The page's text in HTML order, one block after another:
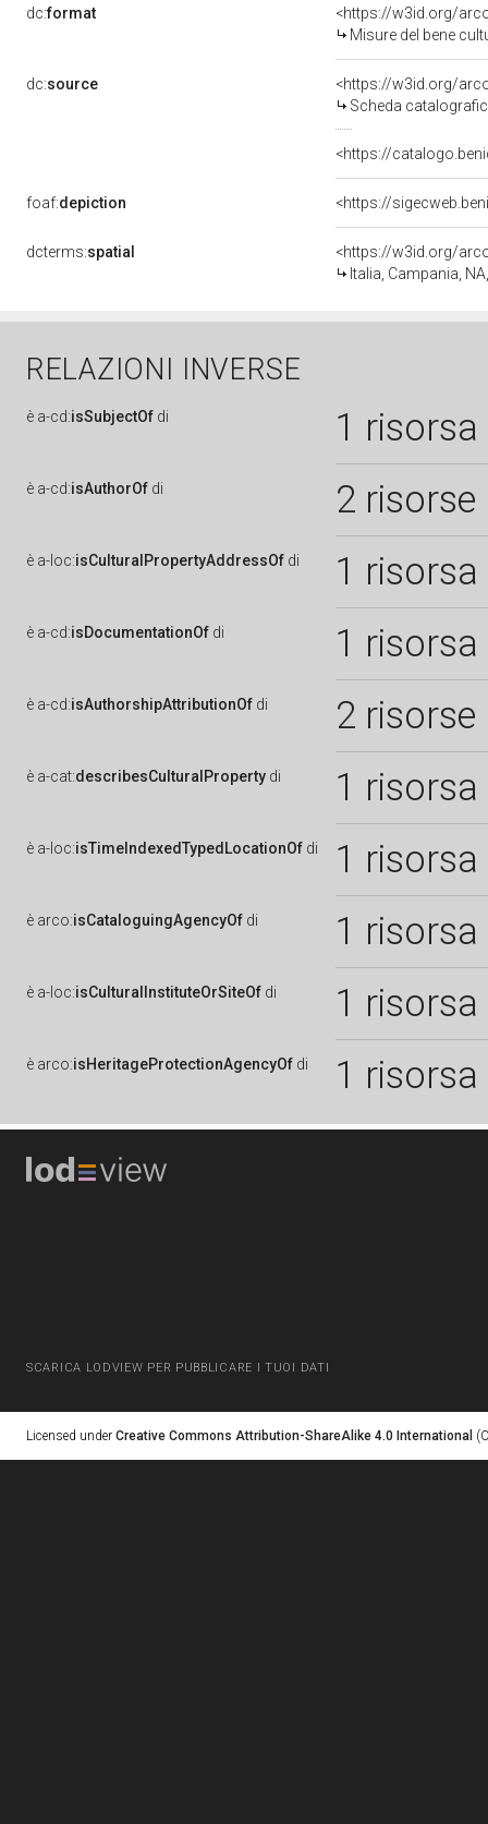
dc:format
<https://w3id.org/
Misure del bene
dc:source
<https://w3id.org/
Scheda
<https://
foaf:depiction <https://
dcterms:spatial
<https://w3id.org/
Italia, Campania,
RELAZIONI INVERSE
è a-cd:isSubjectOf di 1 risorsa
è a-cd:isAuthorOf di 2 risorse
è a-loc:isCulturalPropertyAddressOf di 1 risorsa
è a-cd:isDocumentationOf di 1 risorsa
è a-cd:isAuthorshipAttributionOf di 2 risorse
è a-cat:describesCulturalProperty di 1 risorsa
è a-loc:isTimeIndexedTypedLocationOf di 1 risorsa
è arco:isCataloguingAgencyOf di 1 risorsa
è a-loc:isCulturalInstituteOrSiteOf di 1 risorsa
è arco:isHeritageProtectionAgencyOf di 1 risorsa
SCARICA LODVIEW PER PUBBLICARE I TUOI DATI
Licensed under Creative Commons Attribution-ShareAlike 4.0 International